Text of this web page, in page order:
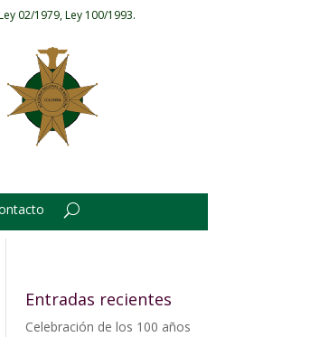
02/1979, Ley 100/1993.
Entradas recientes
Celebración de los 100 años